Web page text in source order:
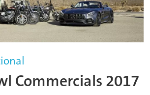
Commercials 2017